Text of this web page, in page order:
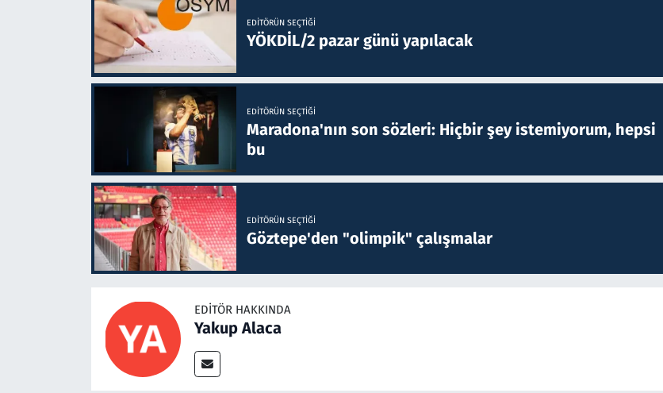
EDITÖRÜN SEÇTIĞI
YÖKDİL/2 pazar günü yapılacak
EDITÖRÜN SEÇTIĞI
Maradona'nın son sözleri: Hiçbir şey istemiyorum, hepsi
bu
EDITÖRÜN SEÇTIĞI
Göztepe'den "olimpik" çalışmalar
EDITÖR HAKKINDA
Yakup Alaca